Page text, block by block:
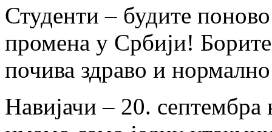
Студенти – будите
промена у Србији!
почива здраво и
Навијачи – 20. септембра